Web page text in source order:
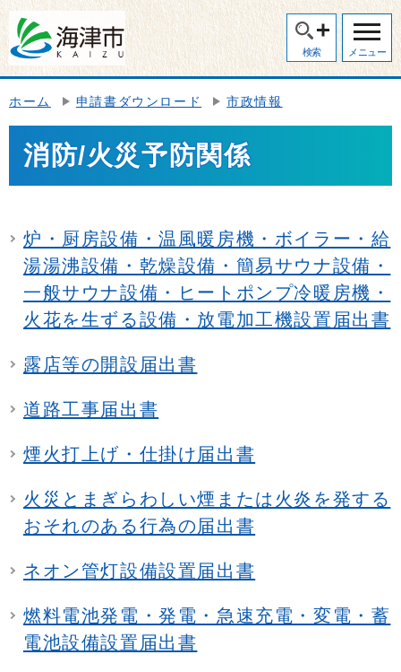
検索 メニュー
ホーム 申請書ダウンロード 市政情報
消防/火災予防関係
炉・厨房設備・温風暖房機・ボイラー・給
湯湯沸設備・乾燥設備・簡易サウナ設備・
一般サウナ設備・ヒートポンプ冷暖房機・
火花を生ずる設備・放電加工機設置届出書
露店等の開設届出書
道路工事届出書
煙火打上げ・仕掛け届出書
火災とまぎらわしい煙または火炎を発する
おそれのある行為の届出書
ネオン管灯設備設置届出書
燃料電池発電・発電・急速充電・変電・蓄
電池設備設置届出書